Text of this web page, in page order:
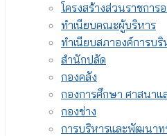
โครงสร้างส่วนราชกา
ทำเนียบคณะผู้บริหาร
ทำเนียบสภาองค์การบ
สำนักปลัด
กองคลัง
กองการศึกษา ศาสนา
กองช่าง
การบริหารและพัฒนาท